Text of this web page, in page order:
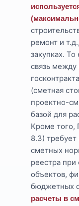
ремонт и
закупках.
связь
(сметная
проектно-
базой для
Кроме того,
8.3)
сметных
реестра
объектов,
бюджетных
расчеты в